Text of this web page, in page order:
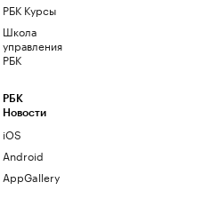
РБК Курсы
Школа
управления
РБК
РБК
Новости
iOS
Android
AppGallery